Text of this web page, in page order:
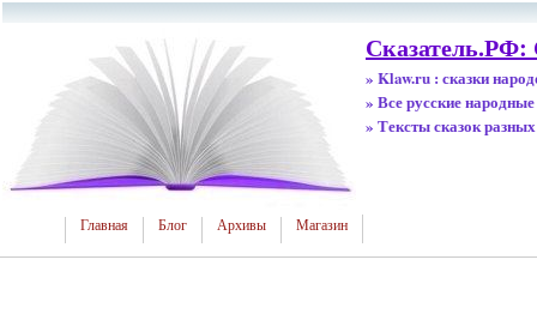
Сказатель.РФ:
» Klaw.ru : сказки
» Все русские народные
» Тексты сказок
Главная Блог Архивы Магазин